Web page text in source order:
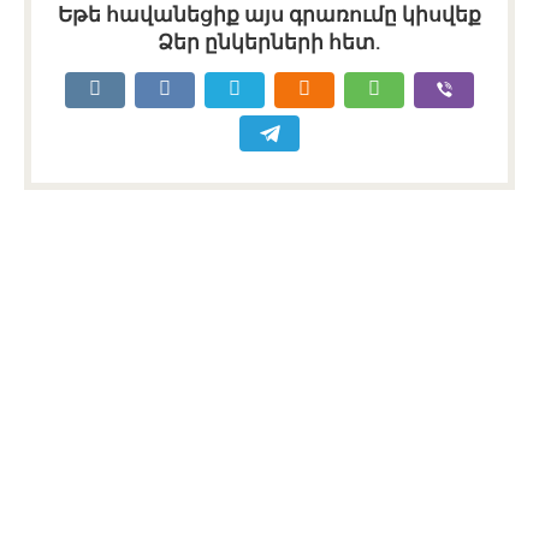
Եթե հավանեցիք այս գրառումը կիսվեք
Ձեր ընկերների հետ.